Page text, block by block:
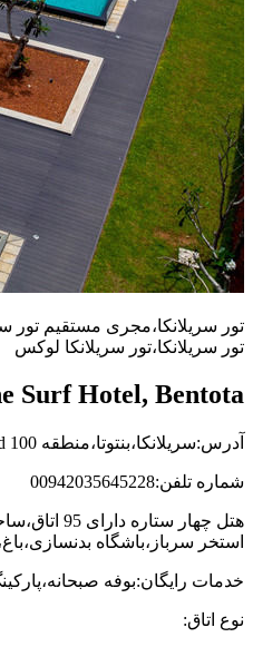
تور سریلانکا،مجری مستقیم تور
تور سریلانکا،تور سریلانکا لوکس
Surf Hotel, Bentota
آدرس:سریلانکا،بنتوتا،منطقه 100 Hotel Road
شماره تلفن:00942035645228
استخر سرباز،باشگاه
خدمات رایگان:بوفه
نوع اتاق: